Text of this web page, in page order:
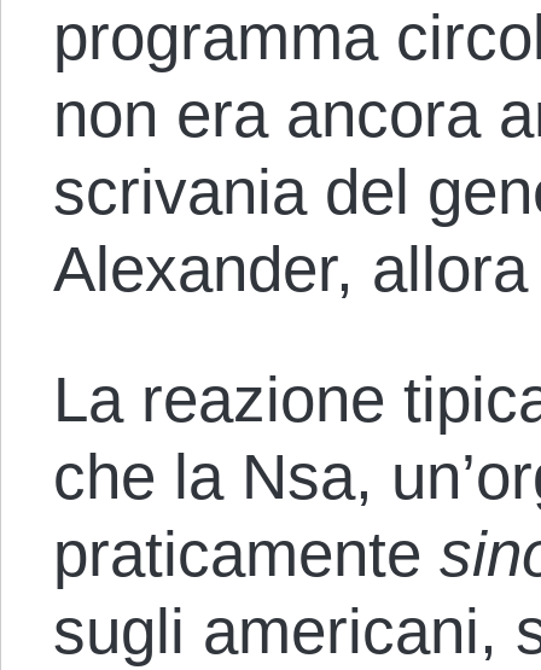
programma
non era ancora
scrivania del
Alexander,
La reazione
che la Nsa,
praticamente
sugli americani,